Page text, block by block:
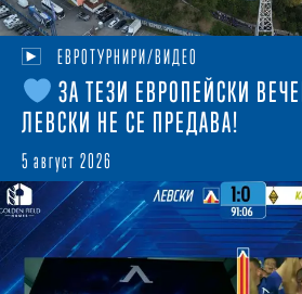
ЕВРОТУРНИРИ/ВИДЕО
ЗА ТЕЗИ ЕВРОПЕЙСКИ
ЛЕВСКИ НЕ СЕ ПРЕДАВА!
5 август 2026